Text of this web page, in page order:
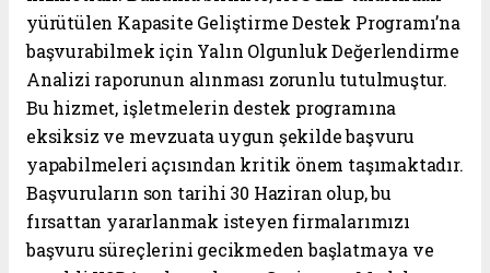
yürütülen Kapasite Geliştirme Destek Programı’na
başvurabilmek için Yalın Olgunluk Değerlendirme
Analizi raporunun alınması zorunlu tutulmuştur.
Bu hizmet, işletmelerin destek programına
eksiksiz ve mevzuata uygun şekilde başvuru
yapabilmeleri açısından kritik önem taşımaktadır.
Başvuruların son tarihi 30 Haziran olup, bu
fırsattan yararlanmak isteyen firmalarımızı
başvuru süreçlerini gecikmeden başlatmaya ve